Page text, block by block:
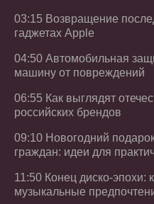
03:15 Возвращение
гаджетах Apple
04:50 Автомобильная
машину от повреждений
06:55 Как выглядят
российских брендов
09:10 Новогодний
граждан: идеи для
11:50 Конец диско-эпохи:
музыкальные